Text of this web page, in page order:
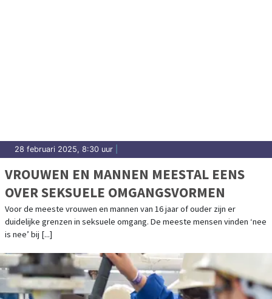
28 februari 2025, 8:30 uur
VROUWEN EN MANNEN MEESTAL EENS
OVER SEKSUELE OMGANGSVORMEN
Voor de meeste vrouwen en mannen van 16 jaar of ouder zijn er
duidelijke grenzen in seksuele omgang. De meeste mensen vinden ‘nee
is nee’ bij [...]